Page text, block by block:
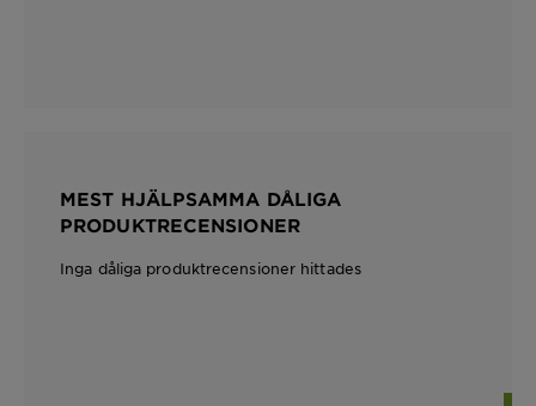
MEST HJÄLPSAMMA DÅLIGA
PRODUKTRECENSIONER
Inga dåliga produktrecensioner hittades